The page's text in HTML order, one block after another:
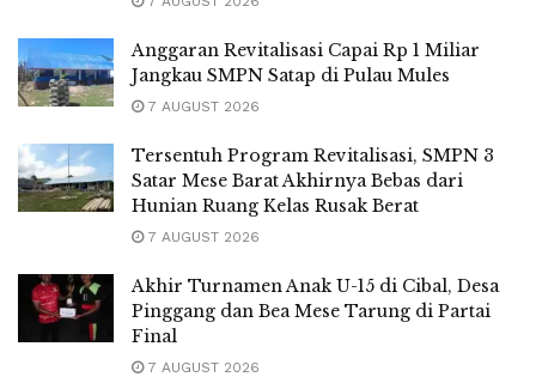
Anggaran Revitalisasi Capai Rp 1 Miliar
Jangkau SMPN Satap di Pulau Mules
7 AUGUST 2026
Tersentuh Program Revitalisasi, SMPN 3
Satar Mese Barat Akhirnya Bebas dari
Hunian Ruang Kelas Rusak Berat
7 AUGUST 2026
Akhir Turnamen Anak U-15 di Cibal, Desa
Pinggang dan Bea Mese Tarung di Partai
Final
7 AUGUST 2026